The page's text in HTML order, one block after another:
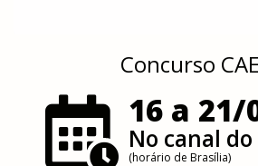
Concurso
16 a 21/
No canal
(horário de Brasília)